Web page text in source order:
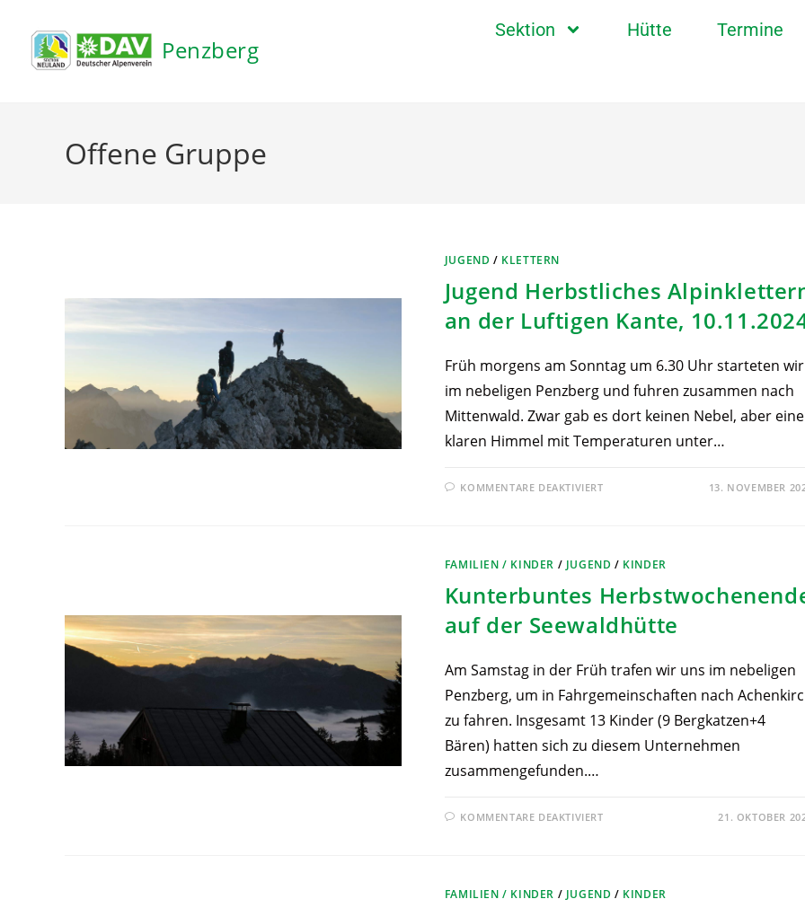
Penzberg
Sektion Hütte Termine
Offene Gruppe
JUGEND / KLETTERN
Jugend Herbstliches
an der Luftigen Kante,
Früh morgens am Sonntag um 6.30 Uhr starteten wir
im nebeligen Penzberg und fuhren zusammen nach
Mittenwald. Zwar gab es dort keinen Nebel, aber
klaren Himmel mit Temperaturen unter…
KOMMENTARE DEAKTIVIERT 13. NOVEMBER
FAMILIEN / KINDER / JUGEND / KINDER
Kunterbuntes
auf der Seewaldhütte
Am Samstag in der Früh trafen wir uns im nebeligen
Penzberg, um in Fahrgemeinschaften nach
zu fahren. Insgesamt 13 Kinder (9 Bergkatzen+4
Bären) hatten sich zu diesem Unternehmen
zusammengefunden.…
KOMMENTARE DEAKTIVIERT 21. OKTOBER
FAMILIEN / KINDER / JUGEND / KINDER